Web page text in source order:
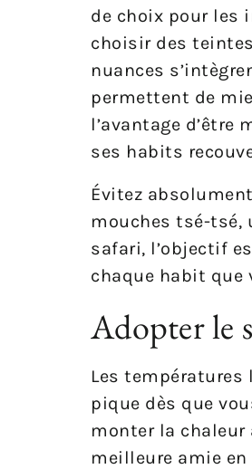
de choix pour les
choisir des teintes
nuances
permettent de
l’avantage
ses habits
Évitez
mouches tsé-tsé,
safari, l’objectif
chaque habit que
Adopter le
Les températures
pique dès que
monter la chaleur
meilleure amie